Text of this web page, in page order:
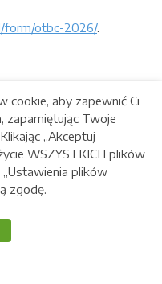
form/otbc-2026/.
cookie, aby zapewnić Ci
zapamiętując Twoje
„Akceptuj
WSZYSTKICH plików
plików
zgodę.